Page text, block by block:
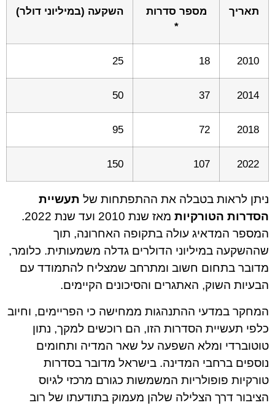
תאריך
מספר סדרות
*
השקעה (במיליוני דולר)
2010
18
25
2014
37
50
2018
72
95
2022
107
150
ניתן לראות בטבלה את ההתפתחות של תעשיית
הסדרות הטורקיות
מאז שנת 2010 ועד שנת 2022.
המספר המדאיג עולה בתקופה האחרונה, תוך
שההשקעה במיליוני הדולרים גדלה משמעותית. כלומר,
מדובר בתחום חשוב ומתרחב שמצליח להתמודד עם
הבעיות השוק, האתגרים והסיכונים הקיימים.
המחקר במדעי ההתנהגות ממחישה כי הפריימים, וחיוב
כלפי תעשיית הסדרות הזו, הם רוכשים למקך, נתון
טוטוברדי ומלא השפעה על שאר המדיה ותחומים
נוספים ברחבי המדינה. בישראל מדובר בסדרות
טורקיות פופולריות המשמשות כגורם מרכזי לגיוס
הציבור דרך הצלילה שלהן מעמוק בתודעתו של רוב